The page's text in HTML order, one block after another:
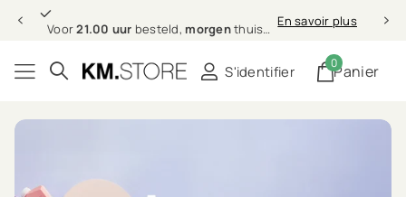
Voor21.00 uur besteld, morgenthuis (in NL & BE) En savoir plus
S'identifier Panier
0